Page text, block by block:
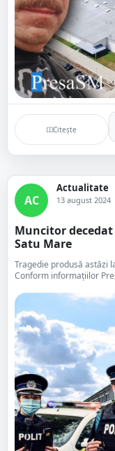
Citește
AC
Actualitate
13 august 2024
Muncitor
Satu Mare
Tragedie produsă astăzi
Conform informațiilor